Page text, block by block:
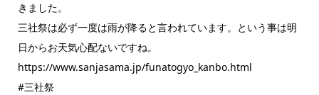
きました。
三社祭は必ず一度は雨が降ると言われています。という事は明
日からお天気心配ないですね。
https://www.sanjasama.jp/funatogyo_kanbo.html
#三社祭